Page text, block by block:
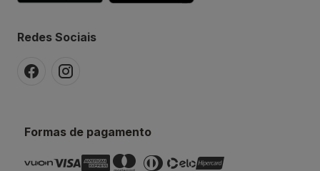
Redes Sociais
Formas de pagamento